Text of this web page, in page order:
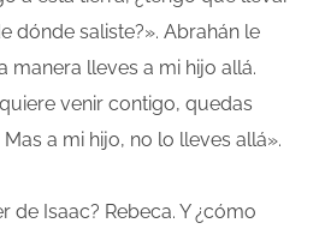
dónde saliste?». Abrahán le
manera lleves a mi hijo allá.
venir contigo, quedas
a mi hijo, no lo lleves allá».
de Isaac? Rebeca. Y ¿cómo